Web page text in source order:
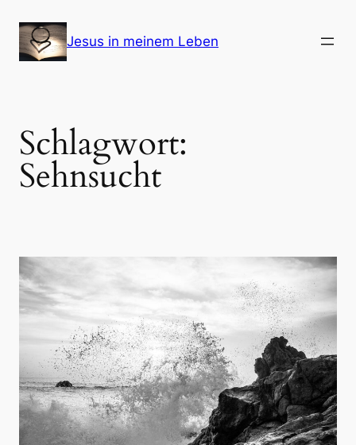
Inhalt
springen
Jesus in meinem Leben
Schlagwort:
Sehnsucht